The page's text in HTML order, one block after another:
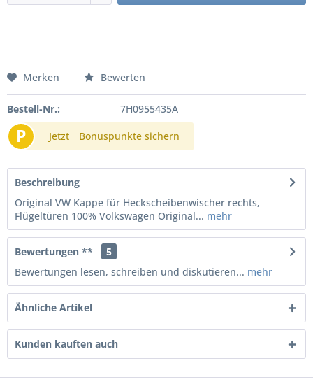
Merken Bewerten
Bestell-Nr.: 7H0955435A
P Jetzt Bonuspunkte sichern
Beschreibung
Original VW Kappe für Heckscheibenwischer rechts,
Flügeltüren 100% Volkswagen Original... mehr
Bewertungen **
5
Bewertungen lesen, schreiben und diskutieren... mehr
Ähnliche Artikel
Kunden kauften auch